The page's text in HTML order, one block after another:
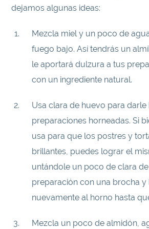
dejamos algunas ideas:
Mezcla miel y un poco de
fuego bajo. Así tendrás un
le aportará dulzura a tus
con un ingrediente natural.
Usa clara de huevo para
preparaciones horneadas. Si
usa para que los postres y
brillantes, puedes lograr el
untándole un poco de clara
preparación con una brocha y
nuevamente al horno hasta
Mezcla un poco de almidón,